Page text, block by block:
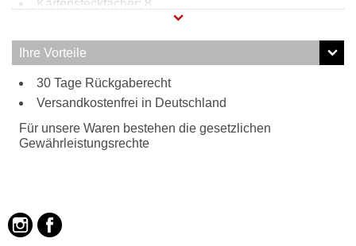
Kartensteckfächer: 8
Innen:
8 Kartensteckfächer
2 Scheinfächer
1 Münzfach
2 Steckfächer
Außen:
Ihre Vorteile
30 Tage Rückgaberecht
Versandkostenfrei in Deutschland
Für unsere Waren bestehen die gesetzlichen
Gewährleistungsrechte